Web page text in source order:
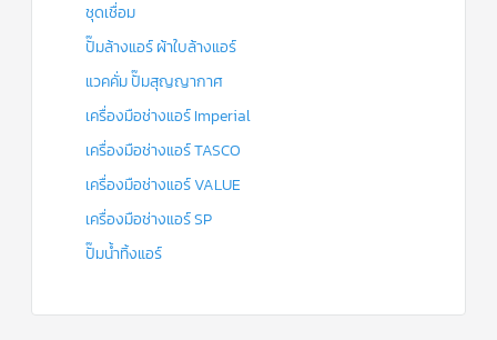
ชุดเชื่อม
ปั๊มล้างแอร์ ผ้าใบล้างแอร์
แวคคั่ม ปั๊มสุญญากาศ
เครื่องมือช่างแอร์ Imperial
เครื่องมือช่างแอร์ TASCO
เครื่องมือช่างแอร์ VALUE
เครื่องมือช่างแอร์ SP
ปั๊มน้ำทิ้งแอร์